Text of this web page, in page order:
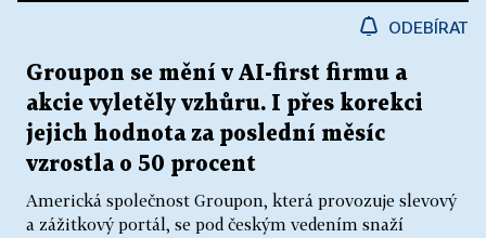
ODEBÍRAT
Groupon se mění v AI-first firmu a
akcie vyletěly vzhůru. I přes korekci
jejich hodnota za poslední měsíc
vzrostla o 50 procent
Americká společnost Groupon, která provozuje slevový
a zážitkový portál, se pod českým vedením snaží